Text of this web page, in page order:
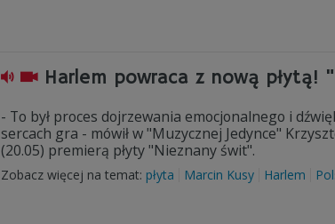
Harlem powraca z nową
- To był proces dojrzewania emocjonalnego i
sercach gra - mówił w "Muzycznej Jedynce"
(20.05) premierą płyty "Nieznany świt".
Zobacz więcej na temat: płyta Marcin Kusy Harlem